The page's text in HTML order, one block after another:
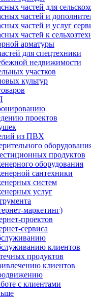
частей для
частей и
частей и услуг
частей к
арматуры
для спецтехники
недвижимости
участков
культур
проектов
из ПВХ
продуктов
оборудования
сантехники
систем
услуг
маркетинг)
проектов
сервиса
клиентов
продуктов
клиентов
с клиентами